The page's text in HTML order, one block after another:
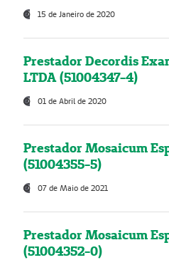
15 de Janeiro de 2020
Prestador Decordis
LTDA (51004347-4)
01 de Abril de 2020
Prestador Mosaicum
(51004355-5)
07 de Maio de 2021
Prestador Mosaicum
(51004352-0)